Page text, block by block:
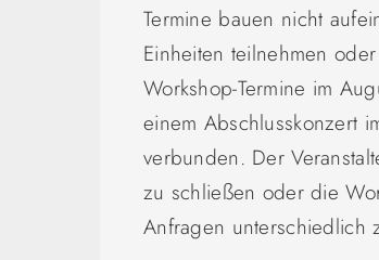
Termine bauen nicht
Einheiten teilnehmen
Workshop-Termine im
einem Abschlusskonzert
verbunden. Der
zu schließen oder die
Anfragen